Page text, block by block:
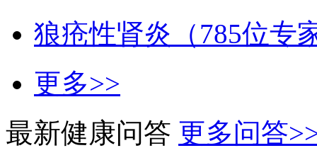
狼疮性肾炎（785位专
更多>>
最新健康问答 更多问答